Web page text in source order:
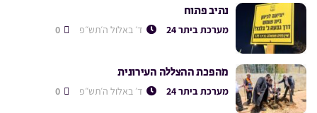
נתיב פתוח
מערכת ביתר 24 ד׳ באלול ה׳תש״פ
מהפכת ההצללה העירונית
מערכת ביתר 24 ד׳ באלול ה׳תש״פ